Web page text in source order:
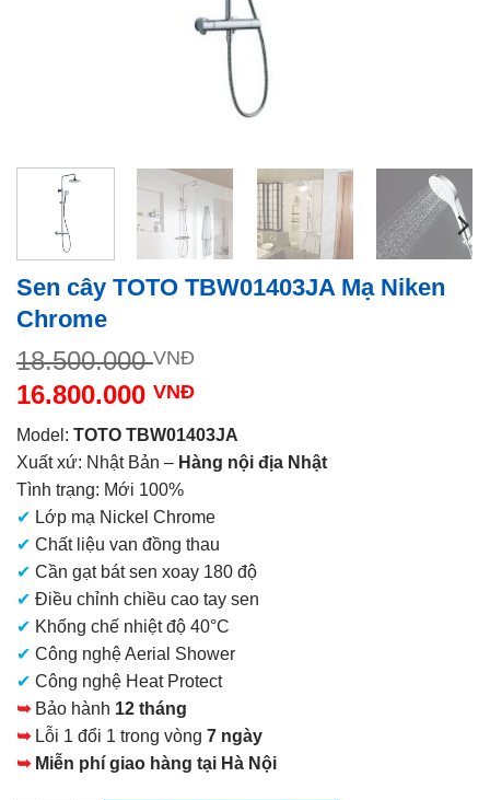
Sen cây TOTO TBW01403JA Mạ Niken
Chrome
18.500.000VNĐ
18.500.000 VNĐ.
16.800.000 VNĐ
hiện
tại
là:
16.800.000 VNĐ.
Model: TOTO TBW01403JA
Xuất xứ: Nhật Bản – Hàng nội địa Nhật
Tình trạng: Mới 100%
✔ Lớp mạ Nickel Chrome
✔ Chất liệu van đồng thau
✔ Cần gạt bát sen xoay 180 độ
✔ Điều chỉnh chiều cao tay sen
✔ Khống chế nhiệt độ 40°C
✔ Công nghệ Aerial Shower
✔ Công nghệ Heat Protect
➥Bảo hành 12 tháng
➥ Lỗi 1 đổi 1 trong vòng 7 ngày
➥Miễn phí giao hàng tại Hà Nội